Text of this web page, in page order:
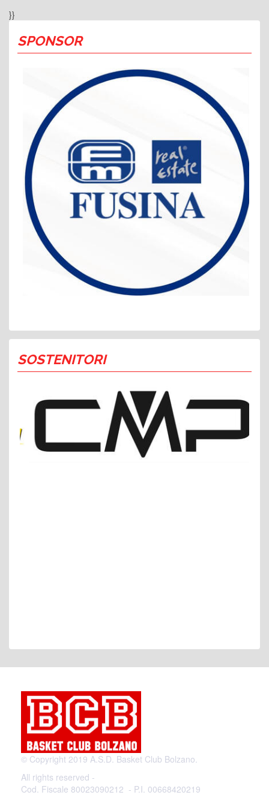
}}
SPONSOR
SOSTENITORI
© Copyright 2019 A.S.D. Basket Club Bolzano.
All rights reserved -
Cod. Fiscale 80023090212 - P.I. 00668420219